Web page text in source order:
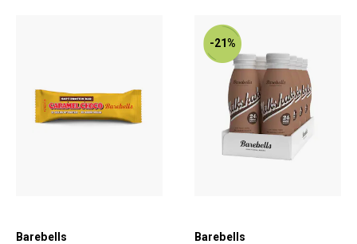
Barebells
-21%
Barebells